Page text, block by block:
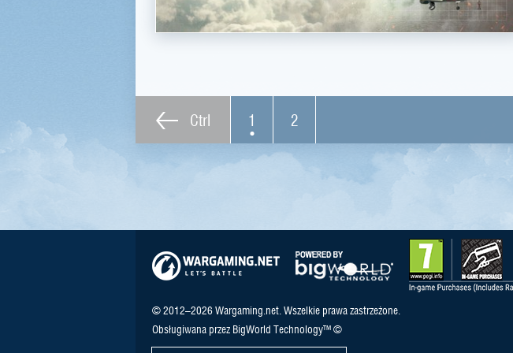
Ctrl 1 2
© 2012–2026 Wargaming.net. Wszelkie prawa zastrzeżone.
Obsługiwana przez BigWorld Technology™ ©